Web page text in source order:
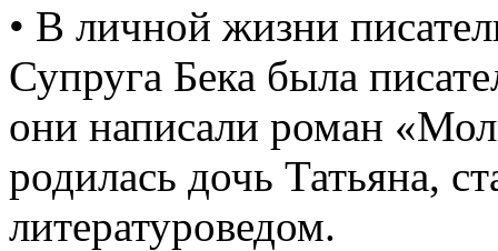
• В личной жизни
Супруга Бека была
они написали роман
родилась дочь Татьяна,
литературоведом.